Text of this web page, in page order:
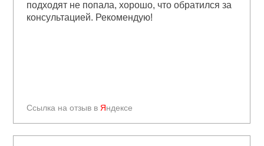
Ссылка на отзыв в Яндексе
подходят не попала, хорошо, что обратился за
консультацией. Рекомендую!